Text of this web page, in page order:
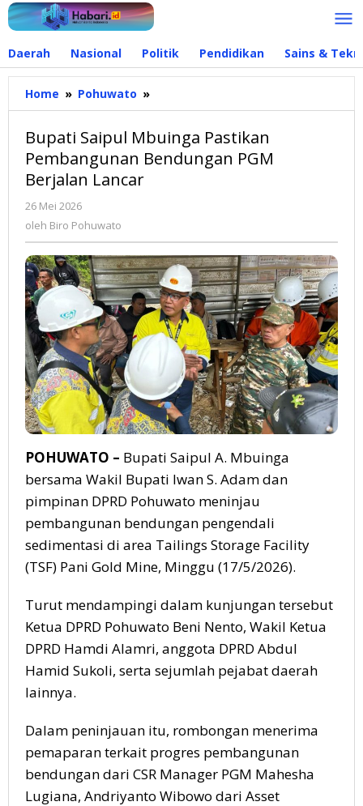
Lewati
ke
Daerah Nasional Politik Pendidikan Sains &
Home » Pohuwato »
Saipul
Pastikan
Pembangunan
Bupati Saipul Mbuinga Pastikan
Pembangunan Bendungan PGM
Berjalan Lancar
26 Mei 2026
Biro
oleh Biro Pohuwato
POHUWATO – Bupati Saipul A. Mbuinga
bersama Wakil Bupati Iwan S. Adam dan
pimpinan DPRD Pohuwato meninjau
pembangunan bendungan pengendali
sedimentasi di area Tailings Storage Facility
(TSF) Pani Gold Mine, Minggu (17/5/2026).
Turut mendampingi dalam kunjungan tersebut
Ketua DPRD Pohuwato Beni Nento, Wakil Ketua
DPRD Hamdi Alamri, anggota DPRD Abdul
Hamid Sukoli, serta sejumlah pejabat daerah
lainnya.
Dalam peninjauan itu, rombongan menerima
pemaparan terkait progres pembangunan
bendungan dari CSR Manager PGM Mahesha
Lugiana, Andriyanto Wibowo dari Asset